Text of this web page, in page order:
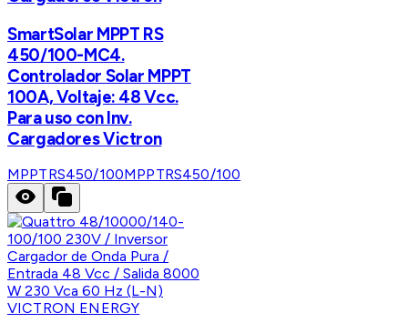
SmartSolar MPPT RS
450/100-MC4.
Controlador Solar MPPT
100A, Voltaje: 48 Vcc.
Para uso con Inv.
Cargadores Victron
MPPTRS450/100MPPTRS450/100
VICTRON ENERGY